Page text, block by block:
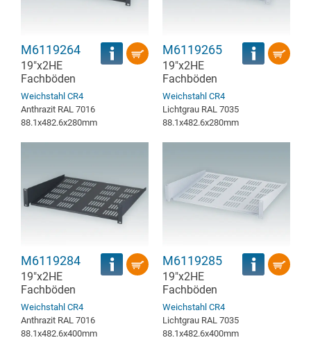
M6119264
19"x2HE
Fachböden
Weichstahl CR4
Anthrazit RAL 7016
88.1x482.6x280mm
M6119265
19"x2HE
Fachböden
Weichstahl CR4
Lichtgrau RAL 7035
88.1x482.6x280mm
M6119284
19"x2HE
Fachböden
Weichstahl CR4
Anthrazit RAL 7016
88.1x482.6x400mm
M6119285
19"x2HE
Fachböden
Weichstahl CR4
Lichtgrau RAL 7035
88.1x482.6x400mm